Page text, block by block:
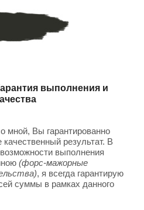
выполнения и
мной, Вы гарантированно
качественный результат. В
выполнения
(форс-мажорные
, я всегда гарантирую
суммы в рамках данного